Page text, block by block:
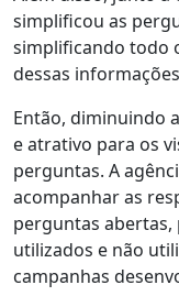
simplificou as
simplificando todo
dessas
Então, diminuindo
e atrativo para os
perguntas. A
acompanhar as
perguntas
utilizados e não
campanhas